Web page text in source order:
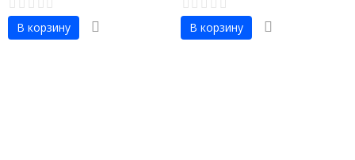
В корзину В корзину